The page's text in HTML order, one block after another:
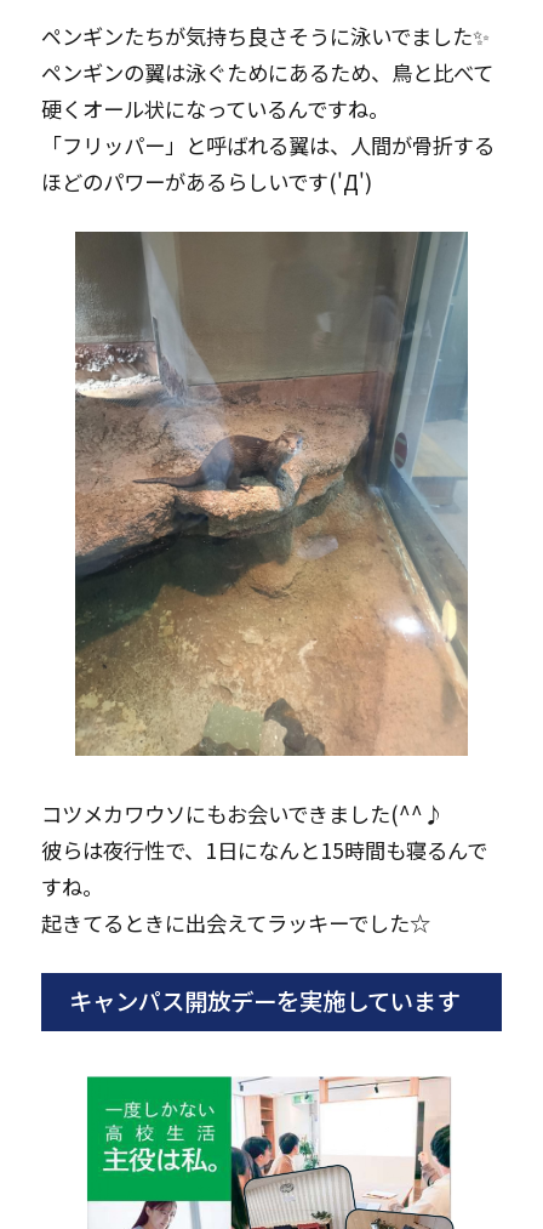
ペンギンたちが気持ち良さそうに泳いでました✨
ペンギンの翼は泳ぐためにあるため、鳥と比べて
硬くオール状になっているんですね。
「フリッパー」と呼ばれる翼は、人間が骨折する
ほどのパワーがあるらしいです('Д')
コツメカワウソにもお会いできました(^^♪
彼らは夜行性で、1日になんと15時間も寝るんで
すね。
起きてるときに出会えてラッキーでした☆
キャンパス開放デーを実施しています